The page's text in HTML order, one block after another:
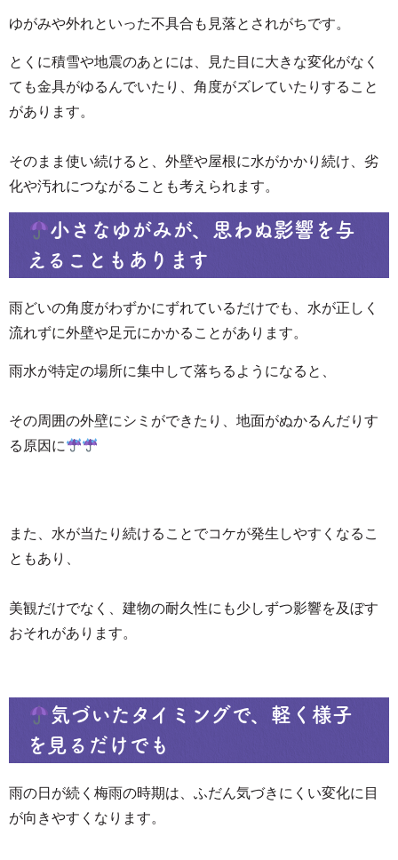
ゆがみや外れといった不具合も見落とされがちです。
とくに積雪や地震のあとには、見た目に大きな変化がなく
ても金具がゆるんでいたり、角度がズレていたりすること
があります。
そのまま使い続けると、外壁や屋根に水がかかり続け、劣
化や汚れにつながることも考えられます。
小さなゆがみが、思わぬ影響を与
えることもあります
雨どいの角度がわずかにずれているだけでも、水が正しく
流れずに外壁や足元にかかることがあります。
雨水が特定の場所に集中して落ちるようになると、
その周囲の外壁にシミができたり、地面がぬかるんだりす
る原因に
また、水が当たり続けることでコケが発生しやすくなるこ
ともあり、
美観だけでなく、建物の耐久性にも少しずつ影響を及ぼす
おそれがあります。
気づいたタイミングで、軽く様子
を見るだけでも
雨の日が続く梅雨の時期は、ふだん気づきにくい変化に目
が向きやすくなります。